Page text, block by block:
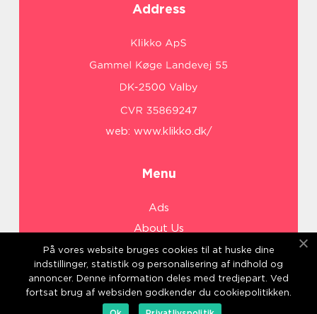
Address
web: www.klikko.dk/
Menu
Ads
About Us
Cookies
Contact
Sitemap
På vores website bruges cookies til at huske dine
indstillinger, statistik og personalisering af indhold og
annoncer. Denne information deles med tredjepart. Ved
fortsat brug af websiden godkender du cookiepolitikken.